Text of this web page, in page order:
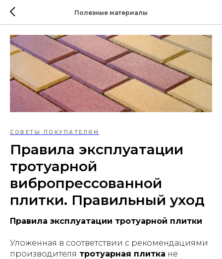
Полезные материалы
СОВЕТЫ ПОКУПАТЕЛЯМ
Правила эксплуатации
тротуарной
вибропрессованной
плитки. Правильный уход
Правила эксплуатации тротуарной плитки
Уложенная в соответствии с рекомендациями
производителя тротуарная плитка не